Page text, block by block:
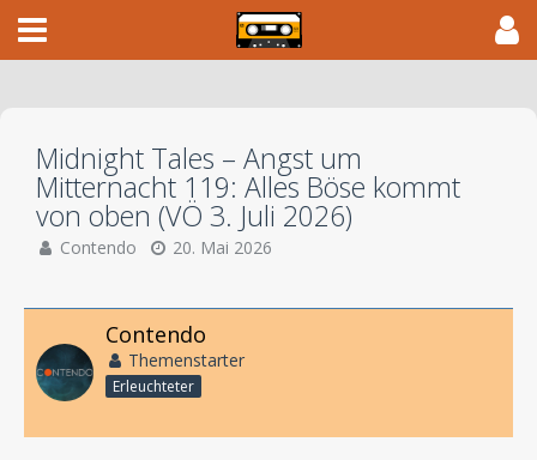
Midnight Tales – Angst um
Mitternacht 119: Alles Böse kommt
von oben (VÖ 3. Juli 2026)
Contendo 20. Mai 2026
Contendo
Themenstarter
Erleuchteter